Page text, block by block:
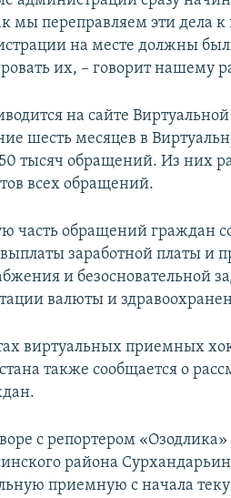
мы переправляем эти дела
на месте должны
их, – говорит нашему
на сайте
шесть месяцев в
тысяч обращений. Из них
всех обращений.
часть обращений граждан
выплаты заработной платы
и безосновательной
валюты и
виртуальных приемных
также сообщается о
с репортером
района
приемную с начала